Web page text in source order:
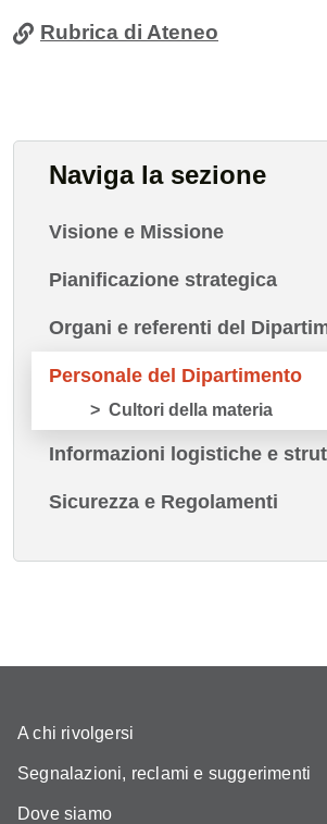
Rubrica di Ateneo
Naviga la sezione
Visione e Missione
Pianificazione strategica
Organi e referenti del
Personale del Dipartimento
Cultori della materia
Informazioni logistiche e
Sicurezza e Regolamenti
A chi rivolgersi
Segnalazioni, reclami e suggerimenti
Dove siamo